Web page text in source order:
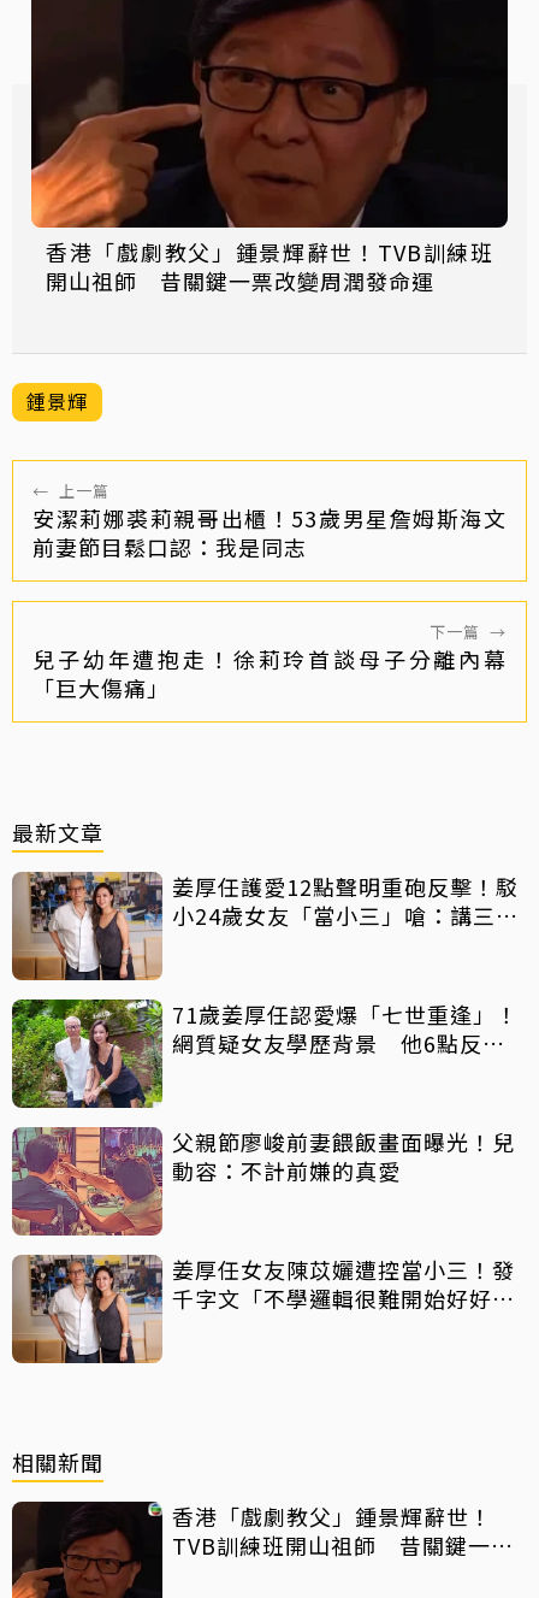
香港「戲劇教父」鍾景輝辭世！TVB訓練班
開山祖師 昔關鍵一票改變周潤發命運
鍾景輝
← 上一篇
安潔莉娜裘莉親哥出櫃！53歲男星詹姆斯海文
前妻節目鬆口認：我是同志
下一篇 →
兒子幼年遭抱走！徐莉玲首談母子分離內幕
「巨大傷痛」
最新文章
姜厚任護愛12點聲明重砲反擊！駁
小24歲女友「當小三」嗆：講三
71歲姜厚任認愛爆「七世重逢」！
網質疑女友學歷背景 他6點反
父親節廖峻前妻餵飯畫面曝光！兒
動容：不計前嫌的真愛
姜厚任女友陳苡孋遭控當小三！發
千字文「不學邏輯很難開始好好
相關新聞
香港「戲劇教父」鍾景輝辭世！
TVB訓練班開山祖師 昔關鍵一票